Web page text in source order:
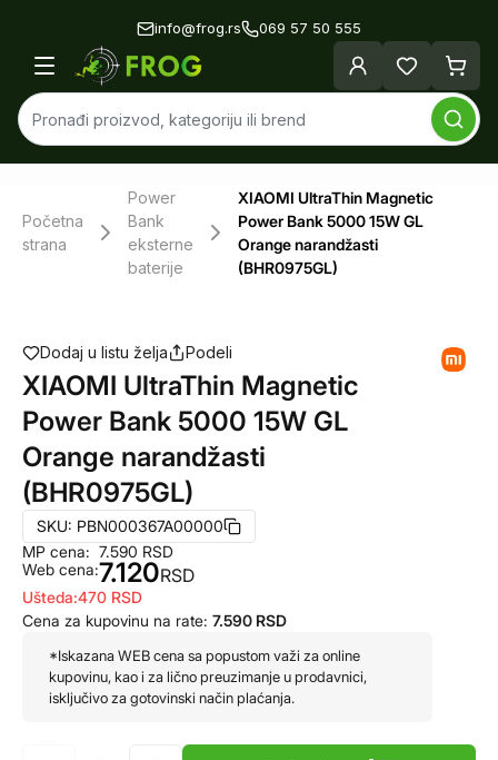
info@frog.rs 069 57 50 555
Početna
strana
Power
Bank
eksterne
baterije
XIAOMI UltraThin Magnetic
Power Bank 5000 15W GL
Orange narandžasti
(BHR0975GL)
Dodaj u listu želja Podeli
XIAOMI UltraThin Magnetic
Power Bank 5000 15W GL
Orange narandžasti
(BHR0975GL)
SKU: PBN000367A00000
MP cena:
Web cena:
7.590 RSD
7.120RSD
Ušteda:470 RSD
Cena za kupovinu na rate: 7.590 RSD
*Iskazana WEB cena sa popustom važi za online
kupovinu, kao i za lično preuzimanje u prodavnici,
isključivo za gotovinski način plaćanja.